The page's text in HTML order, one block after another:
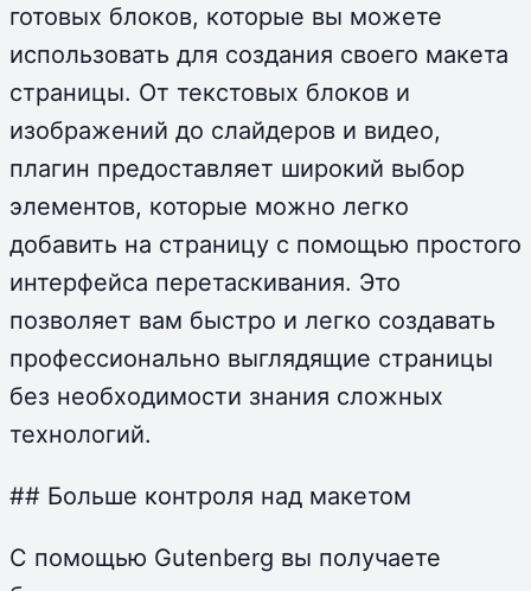
готовых блоков, которые вы можете
использовать для создания своего макета
страницы. От текстовых блоков и
изображений до слайдеров и видео,
плагин предоставляет широкий выбор
элементов, которые можно легко
добавить на страницу с помощью простого
интерфейса перетаскивания. Это
позволяет вам быстро и легко создавать
профессионально выглядящие страницы
без необходимости знания сложных
технологий.
## Больше контроля над макетом
С помощью Gutenberg вы получаете